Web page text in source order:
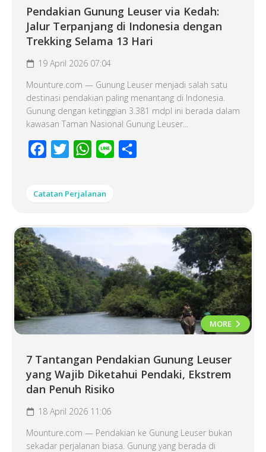
Pendakian Gunung Leuser via Kedah:
Jalur Terpanjang di Indonesia dengan
Trekking Selama 13 Hari
19 April 2026 07:04
Mounture.com — Gunung Leuser menjadi salah satu
destinasi pendakian paling menantang di Indonesia.
Gunung dengan ketinggian 3.381 mdpl ini berada dalam
kawasan Taman Nasional Gunung Leuser...
Facebook
Twitter WhatsApp
Line
Catatan Perjalanan
MORE
7 Tantangan Pendakian Gunung Leuser
yang Wajib Diketahui Pendaki, Ekstrem
dan Penuh Risiko
18 April 2026 11:06
Mounture.com — Pendakian ke Gunung Leuser bukan
sekadar perjalanan biasa. Gunung yang berada di